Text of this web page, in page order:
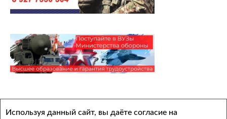
Архивы
Используя данный сайт, вы даёте согласие на